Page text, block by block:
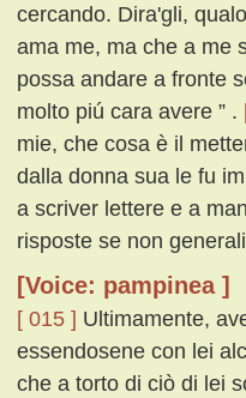
cercando. Dira'gli,
ama me, ma che a me
possa andare a fronte
molto piú cara avere ” .
mie, che cosa è il
dalla donna sua le fu
a scriver lettere e a
risposte se non
[Voice: pampinea ]
[ 015 ] Ultimamente,
essendosene con lei
che a torto di ciò di lei